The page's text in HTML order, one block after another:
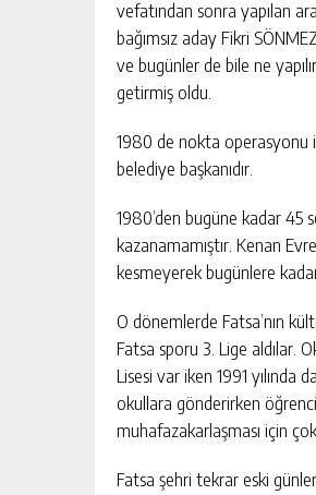
vefatından sonra yapılan
bağımsız aday Fikri
ve bugünler de bile ne
getirmiş oldu.
1980 de nokta operasyonu
belediye başkanıdır.
1980’den bugüne kadar 45
kazanamamıştır. Kenan
kesmeyerek bugünlere
O dönemlerde Fatsa’nın
Fatsa sporu 3. Lige aldılar.
Lisesi var iken 1991
okullara gönderirken
muhafazakarlaşması için
Fatsa şehri tekrar eski